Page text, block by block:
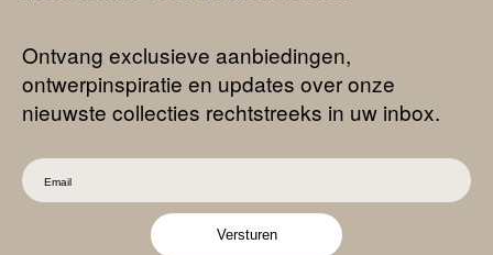
Ontvang exclusieve aanbiedingen,
ontwerpinspiratie en updates over onze
nieuwste collecties rechtstreeks in uw inbox.
Versturen